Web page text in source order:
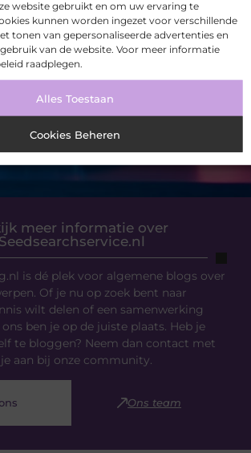
website gebruikt en om uw ervaring te
kunnen worden ingezet voor verschillende
tonen van gepersonaliseerde advertenties en
van de website. Voor meer informatie
raadplegen.
Alles Toestaan
Cookies Beheren
meer informatie over
Seedsearchservice.nl
is dé plek voor algemene blogs over
Of je nu op zoek bent naar
wilt delen of een samenwerking
ben je op de juiste plaats. Heb je
te bloggen? Neem dan contact met
aan bij onze community.
Ons team
Een vacature bij jou in de buurt vinden doe je zo!
VOLGENDE
Stopcontact vervangen in een nieuwe woning